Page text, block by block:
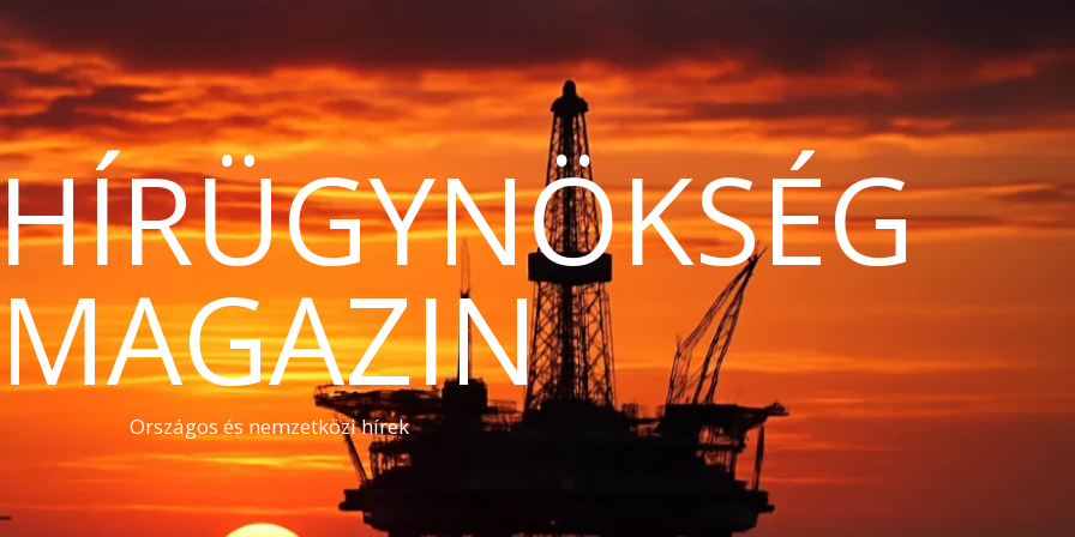
MAGAZIN
Országos és nemzetközi hírek